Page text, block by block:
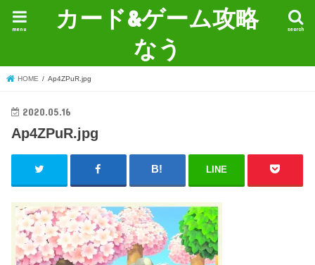
カード&ゲーム攻略
なう
search
menu
HOME Ap4ZPuR.jpg
2020.05.16
Ap4ZPuR.jpg
LINE